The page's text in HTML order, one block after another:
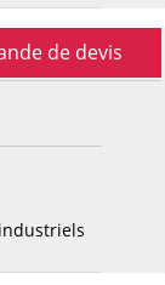
de devis